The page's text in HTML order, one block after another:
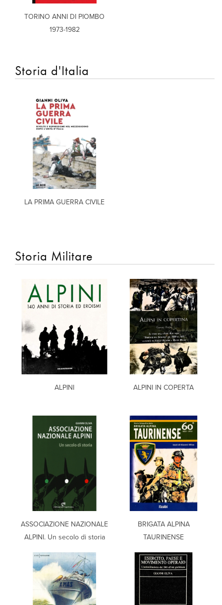
TORINO ANNI DI PIOMBO
1973-1982
Storia d'Italia
LA PRIMA GUERRA CIVILE
Storia Militare
ALPINI ALPINI IN COPERTA
ASSOCIAZIONE NAZIONALE
ALPINI. Un secolo di storia
BRIGATA ALPINA
TAURINENSE